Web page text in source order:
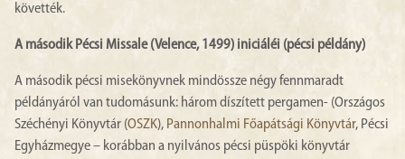
követték.
A második Pécsi Missale (Velence, 1499) iniciáléi (pécsi példány)
A második pécsi misekönyvnek mindössze négy fennmaradt
példányáról van tudomásunk: három díszített pergamen- (Országos
Széchényi Könyvtár (OSZK), Pannonhalmi Főapátsági Könyvtár, Pécsi
Egyházmegye – korábban a nyilvános pécsi püspöki könyvtár